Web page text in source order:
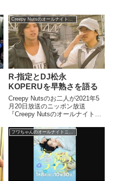
Creepy Nutsのオールナイトニッポン0
R-指定とDJ松永
KOPERUを早熟さを語る
Creepy Nutsのお二人が2021年5
月20日放送のニッポン放送
『Creepy Nutsのオールナイトニ
タートークの中で梅田サイファー
のKOPERUさんの早熟さについ
て話していました。